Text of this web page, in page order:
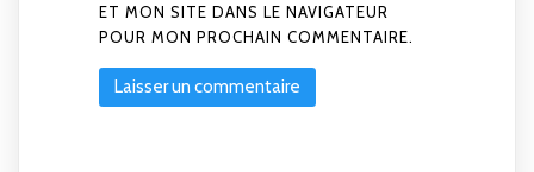
ET MON SITE DANS LE NAVIGATEUR
POUR MON PROCHAIN COMMENTAIRE.